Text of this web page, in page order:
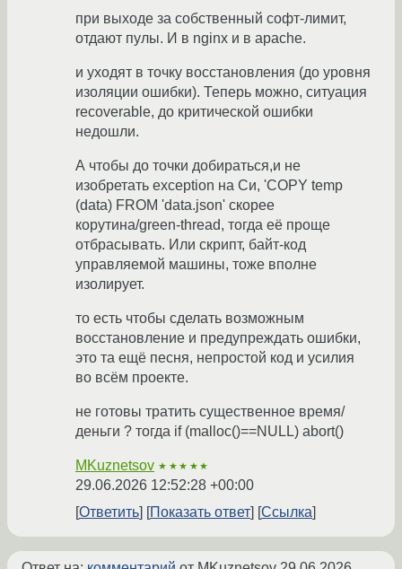
при выходе за собственный софт-лимит,
отдают пулы. И в nginx и в apache.
и уходят в точку восстановления (до уровня
изоляции ошибки). Теперь можно, ситуация
recoverable, до критической ошибки
недошли.
А чтобы до точки добираться,и не
изобретать exception на Си, 'COPY temp
(data) FROM 'data.json' скорее
корутина/green-thread, тогда её проще
отбрасывать. Или скрипт, байт-код
управляемой машины, тоже вполне
изолирует.
то есть чтобы сделать возможным
восстановление и предупреждать ошибки,
это та ещё песня, непростой код и усилия
во всём проекте.
не готовы тратить существенное время/
деньги ? тогда if (malloc()==NULL) abort()
MKuznetsov ★★★★★
29.06.2026 12:52:28 +00:00
Ответить
Показать ответ Ссылка